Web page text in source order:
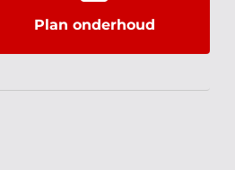
Plan onderhoud